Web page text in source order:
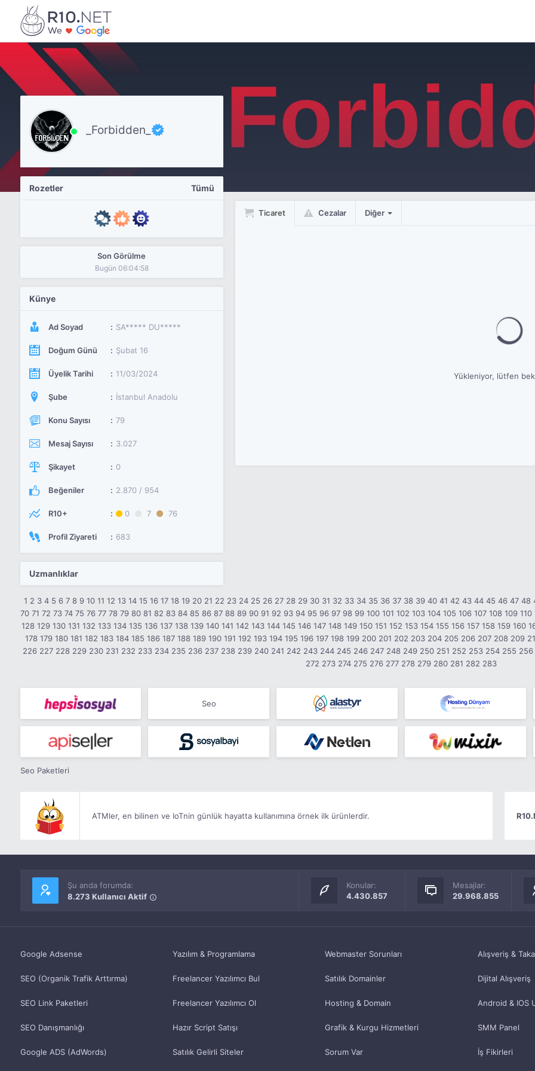
_Forbidden_
Rozetler Tümü
Son Görülme
Bugün 06:04:58
Künye
Ad Soyad SA***** DU*****
Doğum Günü Şubat 16
Üyelik Tarihi 11/03/2024
Şube İstanbul Anadolu
Konu Sayısı 79
Mesaj Sayısı 3.027
Şikayet 0
Beğeniler 2.870 / 954
R10+ 0 7 76
Profil Ziyareti 683
Uzmanlıklar
Ticaret Cezalar Diğer
Yükleniyor, lütfen
1 2 3 4 5 6 7 8 9 10 11 12 13 14 15 16 17 18 19 20 21 22 23 24 25 26 27 28 29 30 31 32 33 34 35 36 37 38 39 40 41 42 43 44 45 46 47 48
70 71 72 73 74 75 76 77 78 79 80 81 82 83 84 85 86 87 88 89 90 91 92 93 94 95 96 97 98 99 100 101 102 103 104 105 106 107 108 109 110
128 129 130 131 132 133 134 135 136 137 138 139 140 141 142 143 144 145 146 147 148 149 150 151 152 153 154 155 156 157 158 159 160
178 179 180 181 182 183 184 185 186 187 188 189 190 191 192 193 194 195 196 197 198 199 200 201 202 203 204 205 206 207 208 209
226 227 228 229 230 231 232 233 234 235 236 237 238 239 240 241 242 243 244 245 246 247 248 249 250 251 252 253 254 255 256
272 273 274 275 276 277 278 279 280 281 282 283
Seo
Seo Paketleri
ATMler, en bilinen ve IoTnin günlük hayatta kullanımına örnek ilk ürünlerdir.
Şu anda forumda:
8.273 Kullanıcı Aktif
Konular:
4.430.857
Mesajlar:
29.968.855
Google Adsense
SEO (Organik Trafik Arttırma)
SEO Link Paketleri
SEO Danışmanlığı
Google ADS (AdWords)
Yazılım & Programlama
Freelancer Yazılımcı Bul
Freelancer Yazılımcı Ol
Hazır Script Satışı
Satılık Gelirli Siteler
Webmaster Sorunları
Satılık Domainler
Hosting & Domain
Grafik & Kurgu Hizmetleri
Sorum Var
Alışveriş &
Dijital Alışveriş
Android & IOS
SMM Panel
İş Fikirleri